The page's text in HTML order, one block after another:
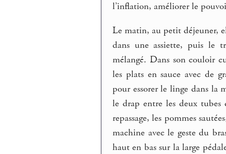
l’inflation, améliorer le
Le matin, au petit déjeuner,
dans une assiette, puis le
mélangé. Dans son couloir
les plats en sauce avec de
pour essorer le linge dans la
le drap entre les deux tubes
repassage, les pommes
machine avec le geste du
haut en bas sur la large